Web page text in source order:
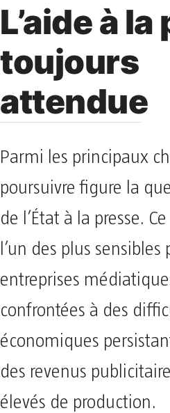
L’aide à
toujours
attendue
Parmi les principaux
poursuivre figure la
de l’État à la presse.
l’un des plus sensibles
entreprises
confrontées à des
économiques
des revenus
élevés de production.